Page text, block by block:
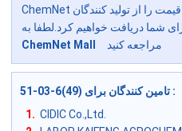
ChemNet بروید، ما آخرین و رقابتی ترین قیمت را از تولید کنندگان
شما دریافت خواهیم کرد.لطفا به
ChemNet Mall
مراجعه کنید
:
1. CIDIC Co.,Ltd.